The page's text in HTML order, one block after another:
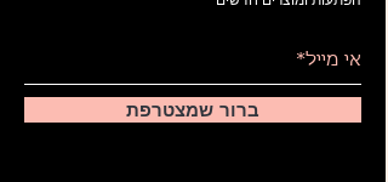
ברור שמצטרפת